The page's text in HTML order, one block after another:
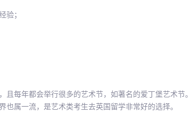
验；
每年都会举行很多的艺术节，如著名的爱丁堡艺术节。
属一流，是艺术类考生去英国留学非常好的选择。